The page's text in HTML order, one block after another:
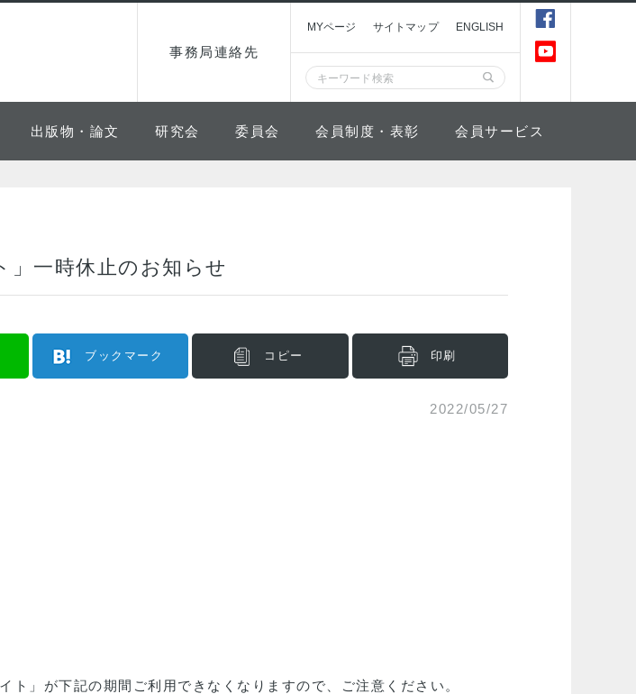
事務局連絡先
MYページ サイトマップ ENGLISH
出版物・論文 研究会 委員会 会員制度・表彰 会員サービス
一時休止のお知らせ
ブックマーク コピー 印刷
2022/05/27
」が下記の期間ご利用できなくなりますので、ご注意ください。